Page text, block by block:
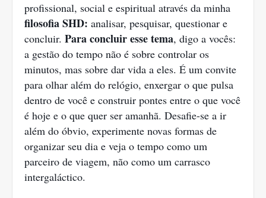
profissional, social e espiritual através da minha
filosofia SHD: analisar, pesquisar, questionar e
concluir. Para concluir esse tema, digo a vocês:
a gestão do tempo não é sobre controlar os
minutos, mas sobre dar vida a eles. É um convite
para olhar além do relógio, enxergar o que pulsa
dentro de você e construir pontes entre o que você
é hoje e o que quer ser amanhã. Desafie-se a ir
além do óbvio, experimente novas formas de
organizar seu dia e veja o tempo como um
parceiro de viagem, não como um carrasco
intergaláctico.